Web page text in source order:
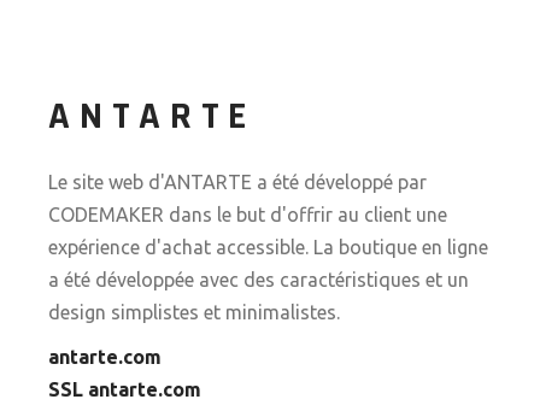
ANTARTE
Le site web d'ANTARTE a été développé par
CODEMAKER dans le but d'offrir au client une
expérience d'achat accessible. La boutique en ligne
a été développée avec des caractéristiques et un
design simplistes et minimalistes.
antarte.com
SSL antarte.com